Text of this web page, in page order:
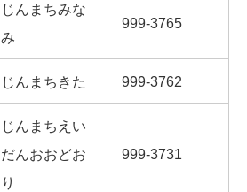
じんまちみな
み
999-3765
じんまちきた 999-3762
じんまちえい
だんおおどお
り
999-3731